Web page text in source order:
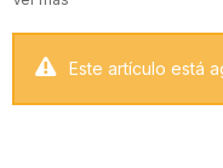
Este artículo está